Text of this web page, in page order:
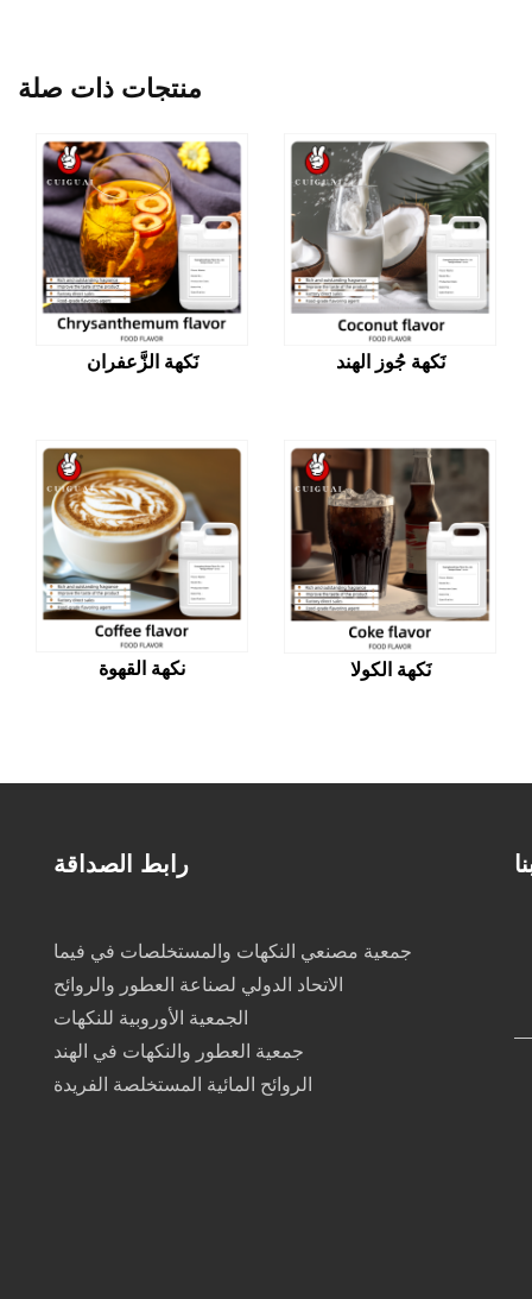
منتجات ذات صلة
نَكهة الزَّعفران نَكهة جُوز الهند
نكهة القهوة نَكهة الكولا
رابط الصداقة
جمعية مصنعي النكهات والمستخلصات في فيما
الاتحاد الدولي لصناعة العطور والروائح
الجمعية الأوروبية للنكهات
جمعية العطور والنكهات في الهند
الروائح المائية المستخلصة الفريدة